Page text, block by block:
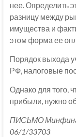
нее. Определить
разницу между
имущества и
этом форма ее
Порядок выхода
РФ, налоговые
Однако для того,
прибыли, нужно
ПИСЬМО
06/1/33703